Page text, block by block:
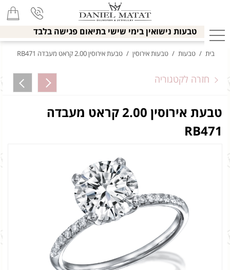
טבעות נישואין בימי שישי בתיאום פגישה בלבד
בית / טבעות / טבעות אירוסין / טבעת אירוסין 2.00 קראט מעבדה RB471
חזרה לקטגוריה
טבעת אירוסין 2.00 קראט מעבדה
RB471